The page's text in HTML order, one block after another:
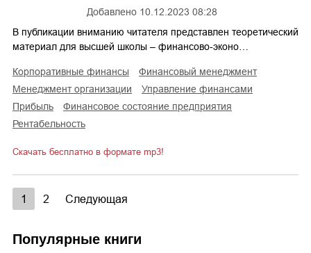
Добавлено 10.12.2023 08:28
В публикации вниманию читателя представлен теоретический
материал для высшей школы – финансово-эконо…
корпоративные финансы
финансовый менеджмент
менеджмент организации
управление финансами
прибыль
финансовое состояние предприятия
рентабельность
Скачать бесплатно в формате mp3!
1 2 Следующая
Популярные книги